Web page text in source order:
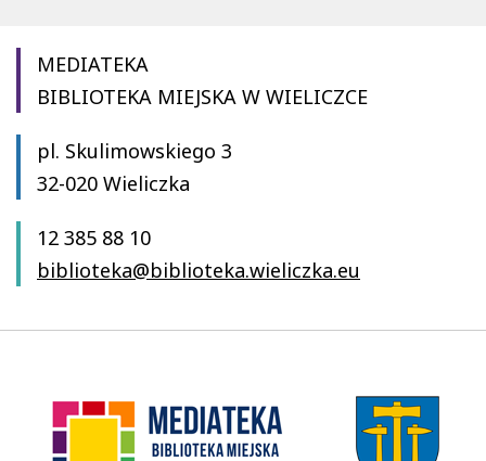
MEDIATEKA
BIBLIOTEKA MIEJSKA W WIELICZCE
pl. Skulimowskiego 3
32-020 Wieliczka
12 385 88 10
biblioteka@biblioteka.wieliczka.eu